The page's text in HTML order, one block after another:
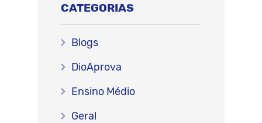
CATEGORIAS
Blogs
DioAprova
Ensino Médio
Geral